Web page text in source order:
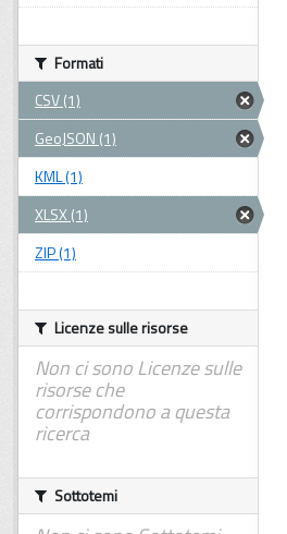
Formati
CSV (1)
GeoJSON (1)
KML (1)
XLSX (1)
ZIP (1)
Licenze sulle risorse
Non ci sono Licenze sulle
risorse che
corrispondono a questa
ricerca
Sottotemi